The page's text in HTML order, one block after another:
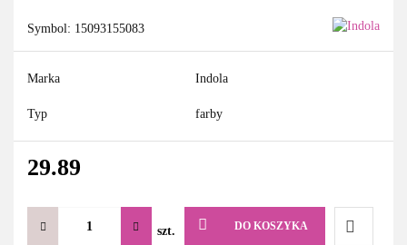
Symbol: 15093155083
Marka Indola
Typ farby
29.89
szt. DO KOSZYKA